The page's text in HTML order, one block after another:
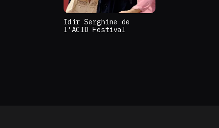
Idir Serghine de
l'ACID Festival